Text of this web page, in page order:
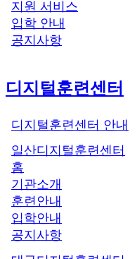
지원 서비스
입학 안내
공지사항
디지털훈련센터
디지털훈련센터 안내
일산디지털훈련센터
홈
기관소개
훈련안내
입학안내
공지사항